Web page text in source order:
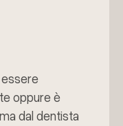
essere
oppure è
dal dentista